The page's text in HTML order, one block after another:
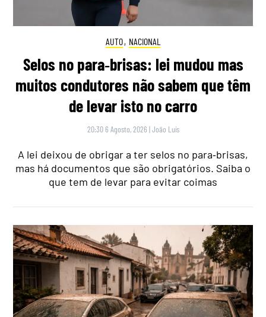
AUTO, NACIONAL
Selos no para‑brisas: lei mudou mas
muitos condutores não sabem que têm
de levar isto no carro
20:30 6 Agosto, 2026 |João Luís
A lei deixou de obrigar a ter selos no para‑brisas,
mas há documentos que são obrigatórios. Saiba o
que tem de levar para evitar coimas